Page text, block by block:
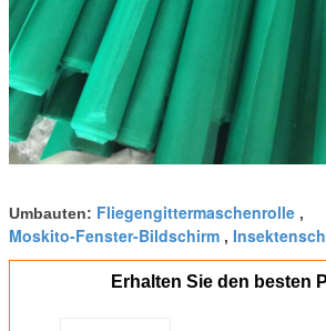
Umbauten: Fliegengittermaschenrolle ,
Moskito-Fenster-Bildschirm ,
Erhalten Sie den besten